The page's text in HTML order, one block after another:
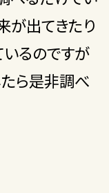
が出てきたり
いるのですが
ら是非調べ